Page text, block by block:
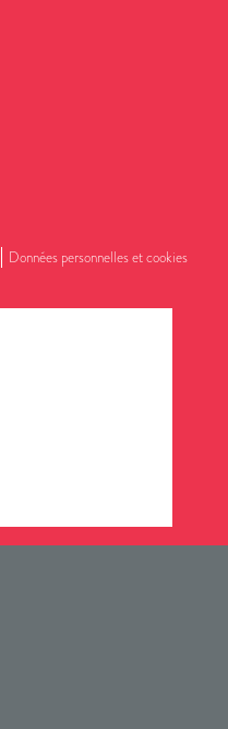
Données personnelles et cookies